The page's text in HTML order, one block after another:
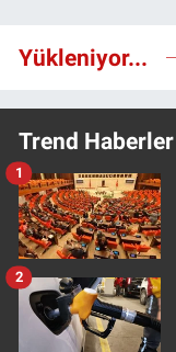
Yükleniyor...
Trend Haberler
1
2